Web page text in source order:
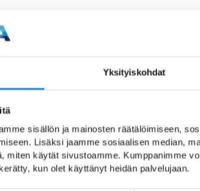
Yksityiskohdat
sisällön ja mainosten räätälöimiseen,
Lisäksi jaamme sosiaalisen median,
miten käytät sivustoamme. Kumppanimme
kun olet käyttänyt heidän palvelujaan.
around the year.
children, youth and grown-
Lappeenranta region